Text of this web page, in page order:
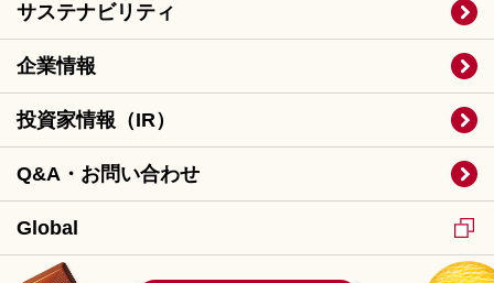
サステナビリティ
企業情報
投資家情報（IR）
Q&A・お問い合わせ
Global